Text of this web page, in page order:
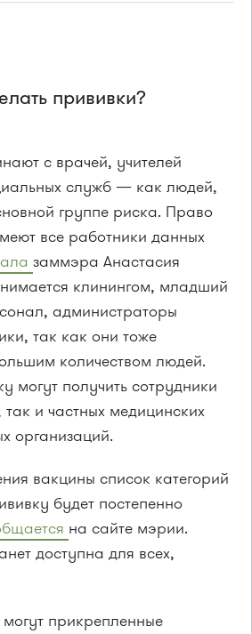
прививки?
с врачей, учителей
служб — как людей,
группе риска. Право
все работники данных
заммэра Анастасия
клинингом, младший
администраторы
так как они тоже
количеством людей.
могут получить сотрудники
и частных медицинских
организаций.
вакцины список категорий
будет постепенно
на сайте мэрии.
доступна для всех,
прикрепленные